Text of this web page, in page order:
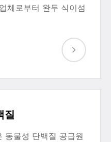
체로부터 완두 식이섬
질
동물성 단백질 공급원